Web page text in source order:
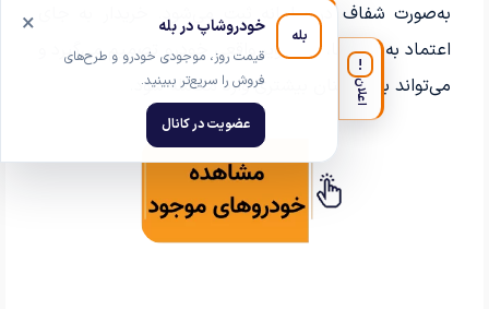
به‌صورت شفاف در سامانه ثبت می‌شود. خریدار به جای
اعتماد به گفته‌ها، با تصویر واقعی خودرو تصمیم می‌گیرد و
می‌تواند با اطمینان بیشتری وارد معامله شود.
!
اعلان
× بله خودروشاپ در بله
قیمت روز، موجودی خودرو و طرح‌های
فروش را سریع‌تر ببینید.
عضویت در کانال